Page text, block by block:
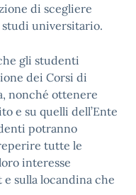
di scegliere
universitario.
gli studenti
dei Corsi di
nonché ottenere
e su quelli dell’Ente
potranno
tutte le
interesse
sulla locandina che